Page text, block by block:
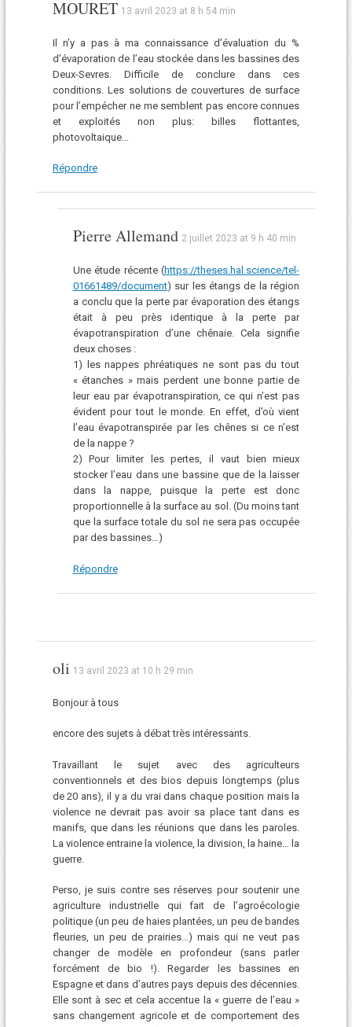
MOURET 13 avril 2023 at 8 h 54 min
Il n’y a pas à ma connaissance d’évaluation du %
d’évaporation de l’eau stockée dans les bassines des
Deux-Sevres. Difficile de conclure dans ces
conditions. Les solutions de couvertures de surface
pour l’empécher ne me semblent pas encore connues
et exploités non plus: billes flottantes,
photovoltaique…
Répondre
Pierre Allemand 2 juillet 2023 at 9 h 40 min
Une étude récente (https://theses.hal.science/tel-
01661489/document) sur les étangs de la région
a conclu que la perte par évaporation des étangs
était à peu près identique à la perte par
évapotranspiration d’une chênaie. Cela signifie
deux choses :
1) les nappes phréatiques ne sont pas du tout
« étanches » mais perdent une bonne partie de
leur eau par évapotranspiration, ce qui n’est pas
évident pour tout le monde. En effet, d’où vient
l’eau évapotranspirée par les chênes si ce n’est
de la nappe ?
2) Pour limiter les pertes, il vaut bien mieux
stocker l’eau dans une bassine que de la laisser
dans la nappe, puisque la perte est donc
proportionnelle à la surface au sol. (Du moins tant
que la surface totale du sol ne sera pas occupée
par des bassines…)
Répondre
oli 13 avril 2023 at 10 h 29 min
Bonjour à tous
encore des sujets à débat très intéressants.
Travaillant le sujet avec des agriculteurs
conventionnels et des bios depuis longtemps (plus
de 20 ans), il y a du vrai dans chaque position mais la
violence ne devrait pas avoir sa place tant dans es
manifs, que dans les réunions que dans les paroles.
La violence entraine la violence, la division, la haine… la
guerre.
Perso, je suis contre ses réserves pour soutenir une
agriculture industrielle qui fait de l’agroécologie
politique (un peu de haies plantées, un peu de bandes
fleuries, un peu de prairies…) mais qui ne veut pas
changer de modèle en profondeur (sans parler
forcément de bio !). Regarder les bassines en
Espagne et dans d’autres pays depuis des décennies.
Elle sont à sec et cela accentue la « guerre de l’eau »
sans changement agricole et de comportement des